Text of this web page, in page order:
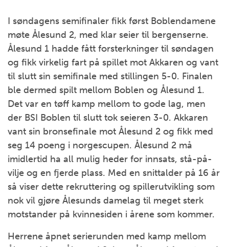
I søndagens semifinaler fikk først Boblendamene
møte Ålesund 2, med klar seier til bergenserne.
Ålesund 1 hadde fått forsterkninger til søndagen
og fikk virkelig fart på spillet mot Akkaren og vant
til slutt sin semifinale med stillingen 5-0. Finalen
ble dermed spilt mellom Boblen og Ålesund 1.
Det var en tøff kamp mellom to gode lag, men
der BSI Boblen til slutt tok seieren 3-0. Akkaren
vant sin bronsefinale mot Ålesund 2 og fikk med
seg 14 poeng i norgescupen. Ålesund 2 må
imidlertid ha all mulig heder for innsats, stå-på-
vilje og en fjerde plass. Med en snittalder på 16 år
så viser dette rekruttering og spillerutvikling som
nok vil gjøre Ålesunds damelag til meget sterk
motstander på kvinnesiden i årene som kommer.
Herrene åpnet serierunden med kamp mellom